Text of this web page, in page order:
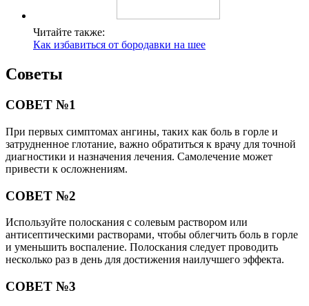
Читайте также:
Как избавиться от бородавки на шее
Советы
СОВЕТ №1
При первых симптомах ангины, таких как боль в горле и
затрудненное глотание, важно обратиться к врачу для точной
диагностики и назначения лечения. Самолечение может
привести к осложнениям.
СОВЕТ №2
Используйте полоскания с солевым раствором или
антисептическими растворами, чтобы облегчить боль в горле
и уменьшить воспаление. Полоскания следует проводить
несколько раз в день для достижения наилучшего эффекта.
СОВЕТ №3